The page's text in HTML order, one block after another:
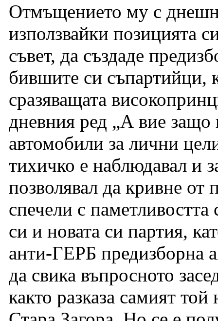
Отмъщението му с
използвайки позицията
съвет, да създаде
бившите си съпартийци,
сразяващата
дневния ред „А вие защо
автомобили за лични
тихичко е наблюдавал и
позволявал да кривне
спечели с паметливостта
си и новата си партия,
анти-ГЕРБ предизборна
да свика въпросното
както разказа самият